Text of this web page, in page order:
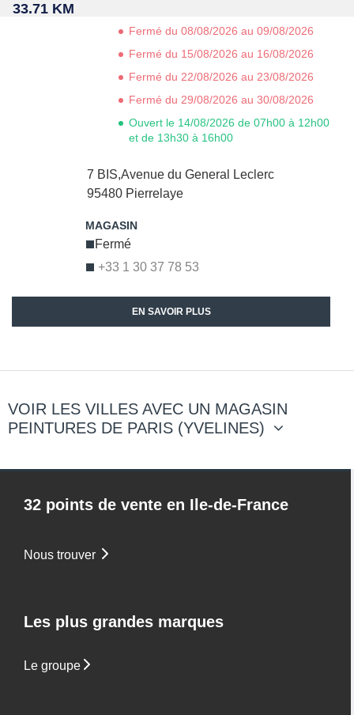
33.71 KM
7 BIS,Avenue du General Leclerc
95480 Pierrelaye
+33 1 30 37 78 53
Fermé
Fermé du 08/08/2026 au 09/08/2026
Fermé du 15/08/2026 au 16/08/2026
Fermé du 22/08/2026 au 23/08/2026
Fermé du 29/08/2026 au 30/08/2026
Ouvert le 14/08/2026 de 07h00 à 12h00
et de 13h30 à 16h00
EN SAVOIR PLUS
VOIR LES VILLES AVEC UN MAGASIN
PEINTURES DE PARIS (YVELINES)
32 points de vente en Ile-de-France
Nous trouver
Les plus grandes marques
Le groupe